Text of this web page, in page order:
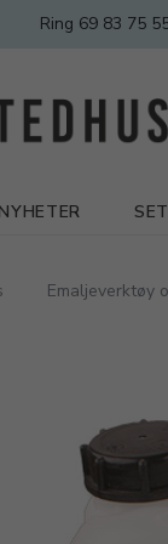
Ring 69 83 75
Emaljeverktøy